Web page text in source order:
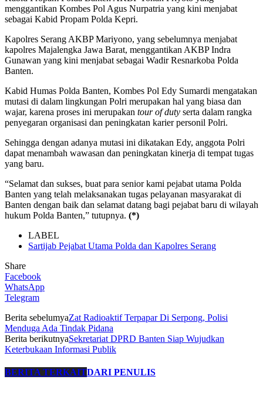
menggantikan Kombes Pol Agus Nurpatria yang kini menjabat
sebagai Kabid Propam Polda Kepri.
Kapolres Serang AKBP Mariyono, yang sebelumnya menjabat
kapolres Majalengka Jawa Barat, menggantikan AKBP Indra
Gunawan yang kini menjabat sebagai Wadir Resnarkoba Polda
Banten.
Kabid Humas Polda Banten, Kombes Pol Edy Sumardi mengatakan
mutasi di dalam lingkungan Polri merupakan hal yang biasa dan
wajar, karena proses ini merupakan tour of duty serta dalam rangka
penyegaran organisasi dan peningkatan karier personil Polri.
Sehingga dengan adanya mutasi ini dikatakan Edy, anggota Polri
dapat menambah wawasan dan peningkatan kinerja di tempat tugas
yang baru.
“Selamat dan sukses, buat para senior kami pejabat utama Polda
Banten yang telah melaksanakan tugas pelayanan masyarakat di
Banten dengan baik dan selamat datang bagi pejabat baru di wilayah
hukum Polda Banten,” tutupnya. (*)
LABEL
Sartijab Pejabat Utama Polda dan Kapolres Serang
Share
Facebook
WhatsApp
Telegram
Berita sebelumyaZat Radioaktif Terpapar Di Serpong, Polisi
Menduga Ada Tindak Pidana
Berita berikutnyaSekretariat DPRD Banten Siap Wujudkan
Keterbukaan Informasi Publik
BERITA TERKAITDARI PENULIS